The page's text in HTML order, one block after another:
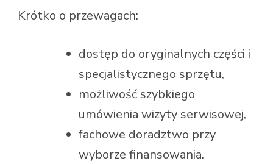
Krótko o przewagach:
dostęp do oryginalnych części i
specjalistycznego sprzętu,
możliwość szybkiego
umówienia wizyty serwisowej,
fachowe doradztwo przy
wyborze finansowania.